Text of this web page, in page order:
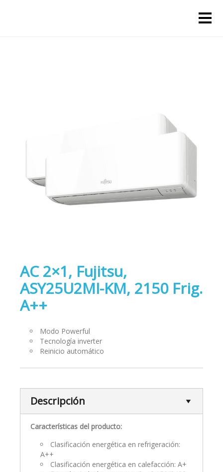
AC 2×1, Fujitsu,
ASY25U2MI-KM, 2150 Frig.
A++
Modo Powerful
Tecnología inverter
Reinicio automático
Descripción
Características del producto:
Clasificación energética en refrigeración:
A++
Clasificación energética en calefacción: A+